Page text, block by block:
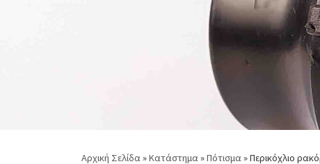
Αρχική Σελίδα »Κατάστημα »Πότισμα »Περικόχλιο